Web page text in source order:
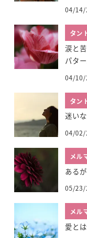
04/14/
タン
涙と
パタ
04/10/
タン
迷い
04/02/
メル
ある
05/23/
メル
愛と